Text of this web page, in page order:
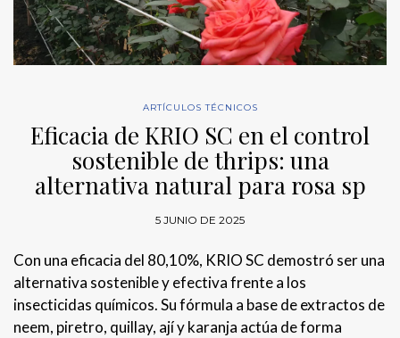
ARTÍCULOS TÉCNICOS
Eficacia de KRIO SC en el control
sostenible de thrips: una
alternativa natural para rosa sp
5 JUNIO DE 2025
Con una eficacia del 80,10%, KRIO SC demostró ser una
alternativa sostenible y efectiva frente a los
insecticidas químicos. Su fórmula a base de extractos de
neem, piretro, quillay, ají y karanja actúa de forma